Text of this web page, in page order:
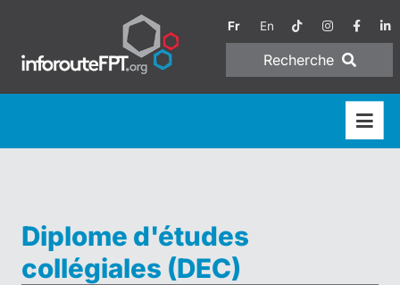
Fr En
Recherche
Diplome d'études
collégiales (DEC)